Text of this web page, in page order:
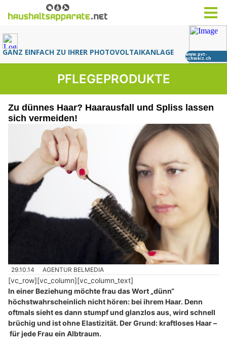
PFLEGEPRODUKTE
Zu dünnes Haar? Haarausfall und Spliss lassen
sich vermeiden!
29.10.14 AGENTUR BELMEDIA
[vc_row][vc_column][vc_column_text]
In einer Beziehung möchte frau das Wort „dünn“
höchstwahrscheinlich nicht hören: bei ihrem Haar. Denn
oftmals sieht es dann stumpf und glanzlos aus, wird schnell
brüchig und ist ohne Elastizität. Der Grund: kraftloses Haar –
für jede Frau ein Albtraum.